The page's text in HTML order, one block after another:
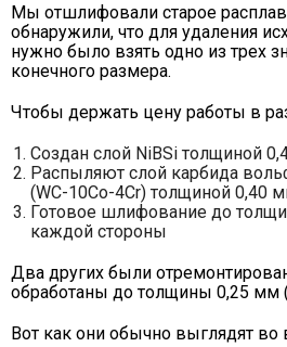
Мы отшлифовали старое
обнаружили, что для удаления
нужно было взять одно из трех
конечного размера.
Чтобы держать цену работы в
Создан слой NiBSi толщиной
Распыляют слой карбида
(WC-10Co-4Cr) толщиной 0,40
Готовое шлифование до
каждой стороны
Два других были
обработаны до толщины 0,25 мм
Вот как они обычно выглядят во